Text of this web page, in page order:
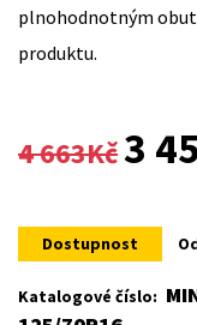
plnohodnotným
produktu.
4 663Kč
was:
4
3
Dostupnost
Katalogové číslo: